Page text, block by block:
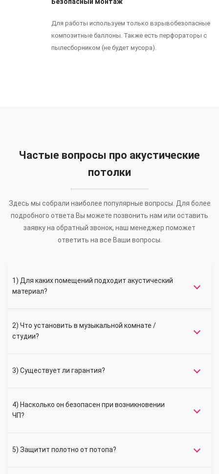
Для работы используем только взрывобезопасные
композитные баллоны. Также есть перфораторы с
пылесборником (не будет мусора).
Частые вопросы про акустические
потолки
Здесь мы собрали наиболее популярные вопросы. Для более
подробного ответа Вы можете позвонить нам или оставить
заявку на обратный звонок, наш менеджер поможет
ответить на все Ваши вопросы.
1) Для каких помещений подходит акустический
материал?
2) Что установить в музыкальной комнате /
студии?
3) Существует ли гарантия?
4) Насколько он безопасен при возникновении
ЧП?
5) Защитит полотно от потопа?